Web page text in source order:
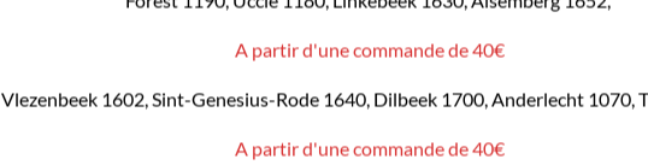
A partir d'une commande de 40€
Vlezenbeek 1602, Sint-Genesius-Rode 1640, Dilbeek 1700, Anderlecht 1070,
A partir d'une commande de 40€